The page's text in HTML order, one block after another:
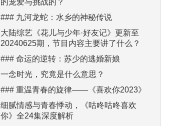
### 九河龙蛇：水乡的神秘传说
大陆综艺《花儿与少年·好友记》更新至
20240625期，节目内容主要讲了什么？
### 命运的逆转：苏少的逃婚新娘
一念时光，究竟是什么意思？
### 重温青春的旋律——《喜欢你2023》
细腻情感与青春悸动，《咕咚咕咚喜欢
你》全24集深度解析